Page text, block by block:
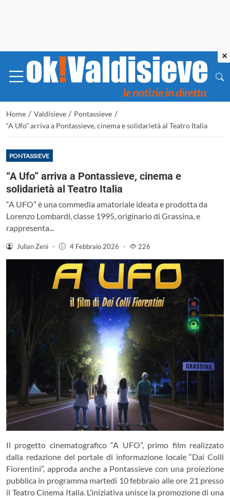
Home / Valdisieve / Pontassieve /
“A Ufo” arriva a Pontassieve, cinema e solidarietà al Teatro Italia
PONTASSIEVE
“A Ufo” arriva a Pontassieve, cinema e
solidarietà al Teatro Italia
“A UFO” è una commedia amatoriale ideata e prodotta da
Lorenzo Lombardi, classe 1995, originario di Grassina, e
rappresenta...
Julian Zeni - 4 Febbraio 2026 - 226
Il progetto cinematografico “A UFO”, primo film realizzato
dalla redazione del portale di informazione locale “Dai Colli
Fiorentini”, approda anche a Pontassieve con una proiezione
pubblica in programma martedì 10 febbraio alle ore 21 presso
il Teatro Cinema Italia. L’iniziativa unisce la promozione di una
×